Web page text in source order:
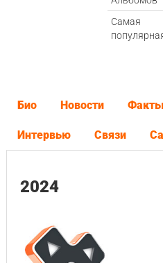
Самая
Био Новости Факты
Интервью Связи
2024